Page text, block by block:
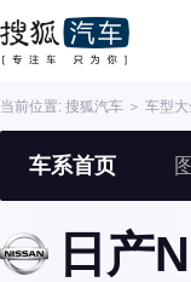
当前位置: 搜狐汽车 ＞ 车型大
车系首页
日产